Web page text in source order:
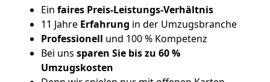
Ein faires Preis-Leistungs-Verhältnis
11 Jahre Erfahrung in der Umzugsbranche
Professionell und 100 % Kompetenz
Bei uns sparen Sie bis zu 60 %
Umzugskosten